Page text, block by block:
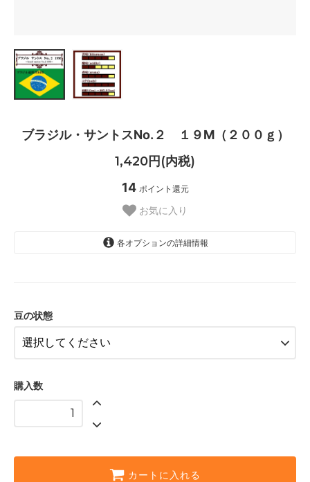
ブラジル・サントスNo.２ １９M（２００ｇ）
1,420円(内税)
14 ポイント還元
お気に入り
各オプションの詳細情報
豆の状態
購入数
カートに入れる